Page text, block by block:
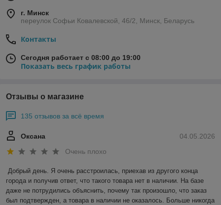
г. Минск
переулок Софьи Ковалевской, 46/2, Минск, Беларусь
Контакты
Сегодня работает с 08:00 до 19:00
Показать весь график работы
Отзывы о магазине
135 отзывов за всё время
04.05.2026
Оксана
Очень плохо
Добрый день. Я очень расстроилась, приехав из другого конца
города и получив ответ, что такого товара нет в наличии. На базе
даже не потрудились объяснить, почему так произошло, что заказ
был подтвержден, а товара в наличии не оказалось. Больше никогда